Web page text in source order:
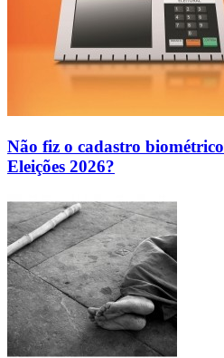
Não fiz o cadastro
Eleições 2026?